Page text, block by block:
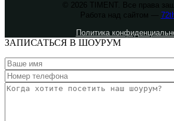
© 2026 TIMENT. Все права
Работа над сайтом —
Политика
ЗАПИСАТЬСЯ В ШОУРУМ